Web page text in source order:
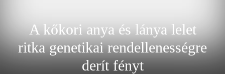
A kőkori anya és lánya lelet
ritka genetikai rendellenességre
derít fényt